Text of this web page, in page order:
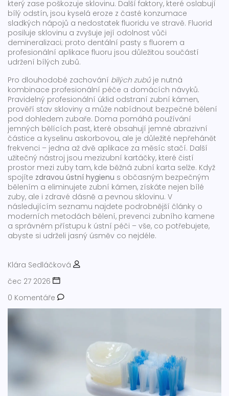
který zase poškozuje sklovinu. Další faktory, které oslabují
bílý odstín, jsou kyselá eroze z časté konzumace
sladkých nápojů a nedostatek fluoridu ve stravě. Fluorid
posiluje sklovinu a zvyšuje její odolnost vůči
demineralizaci; proto dentální pasty s fluorem a
profesionální aplikace fluoru jsou důležitou součástí
udržení bílých zubů.
Pro dlouhodobé zachování bílých zubůje nutná
kombinace profesionální péče a domácích návyků.
Pravidelný profesionální úklid odstraní zubní kámen,
prověří stav skloviny a může nabídnout bezpečné bělení
pod dohledem zubaře. Doma pomáhá používání
jemných bělících past, které obsahují jemné abrazivní
částice a kyselinu askorbovou, ale je důležité nepřehánět
frekvenci – jedna až dvě aplikace za měsíc stačí. Další
užitečný nástroj jsou mezizubní kartáčky, které čistí
prostor mezi zuby tam, kde běžná zubní karta selže. Když
spojíte zdravou ústní hygienu s občasným bezpečným
bělením a eliminujete zubní kámen, získáte nejen bílé
zuby, ale i zdravé dásně a pevnou sklovinu. V
následujícím seznamu najdete podrobnější články o
moderních metodách bělení, prevenci zubního kamene
a správném přístupu k ústní péči – vše, co potřebujete,
abyste si udrželi jasný úsměv co nejdéle.
Klára Sedláčková
čec 27 2026
0 Komentáře